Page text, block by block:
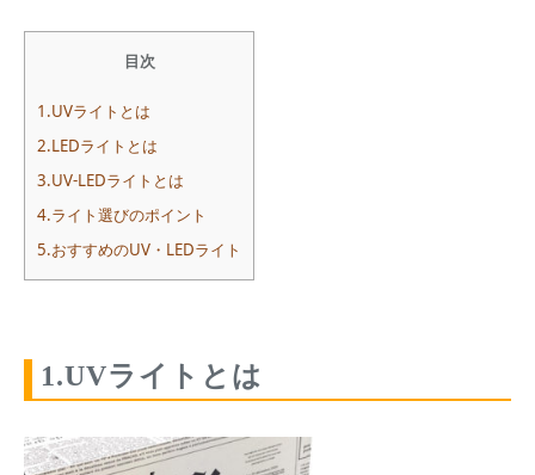
目次
1.UVライトとは
2.LEDライトとは
3.UV-LEDライトとは
4.ライト選びのポイント
5.おすすめのUV・LEDライト
1.UVライトとは